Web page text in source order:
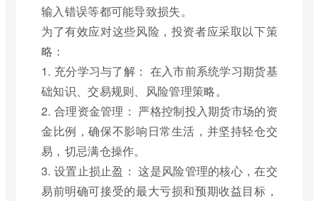
输入错误等都可能导致损失。
为了有效应对这些风险，投资者应采取以下策
略：
1. 充分学习与了解： 在入市前系统学习期货基
础知识、交易规则、风险管理策略。
2. 合理资金管理： 严格控制投入期货市场的资
金比例，确保不影响日常生活，并坚持轻仓交
易，切忌满仓操作。
3. 设置止损止盈： 这是风险管理的核心，在交
易前明确可接受的最大亏损和预期收益目标，